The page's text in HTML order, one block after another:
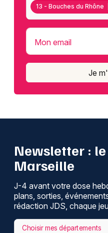
13 - Bouches du Rhône
Mon email
Je
Newsletter :
Marseille
J-4 avant votre dose
plans, sorties,
rédaction JDS, chaque
Choisir mes départements